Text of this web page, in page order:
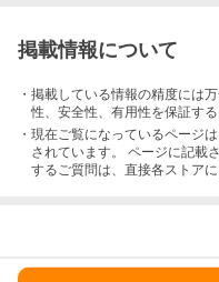
掲載情報について
・掲載している情報の精度には
性、安全性、有用性を保証する
・現在ご覧になっているページ
されています。 ページに記載
するご質問は、直接各ストア